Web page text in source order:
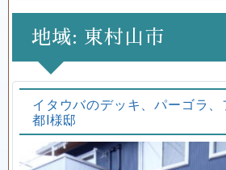
地域: 東村山市
イタウバのデッキ、パーゴラ
都I様邸